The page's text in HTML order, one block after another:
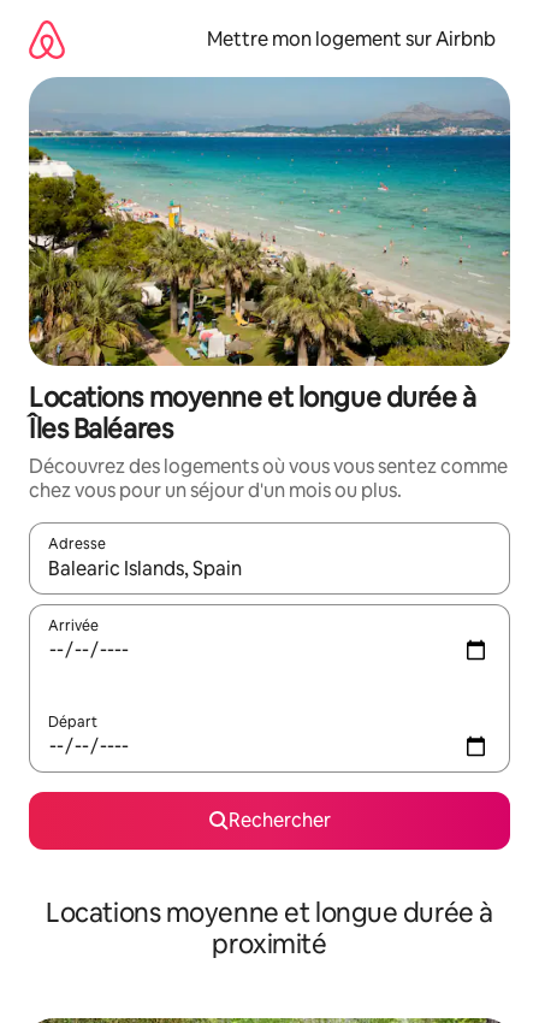
directement
contenu
Mettre mon logement sur Airbnb
Locations moyenne et longue durée à
Îles Baléares
Découvrez des logements où vous vous sentez comme
chez vous pour un séjour d'un mois ou plus.
Adresse
Lorsque les résultats s'affichent, utilisez les flèches vers le
Arrivée
Départ
Rechercher
Locations moyenne et longue durée à
proximité